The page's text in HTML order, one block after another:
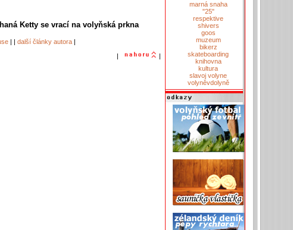
Ketty se vrací na volyňská prkna
| | další články autora|
|
|
marná snaha
"25"
respektive
shivers
goos
muzeum
bikerz
skateboarding
knihovna
kultura
slavoj volyne
volyněvdolyně